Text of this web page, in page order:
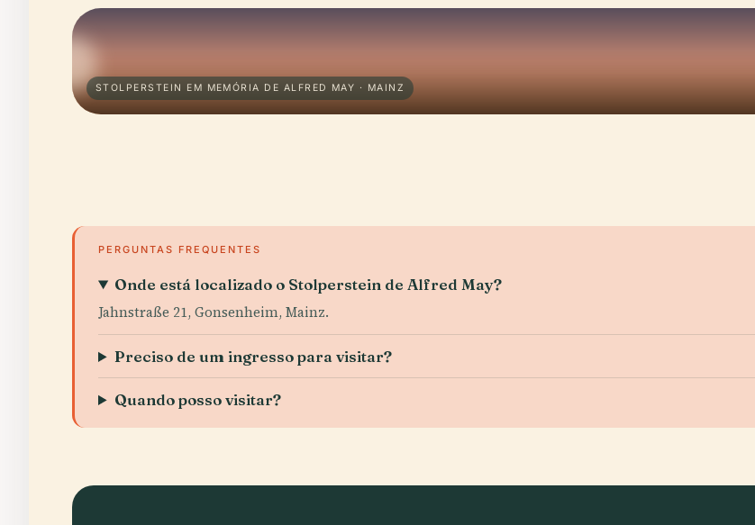
STOLPERSTEIN EM MEMÓRIA DE ALFRED MAY · MAINZ
PERGUNTAS FREQUENTES
Onde está localizado o Stolperstein de Alfred May?
Jahnstraße 21, Gonsenheim, Mainz.
Preciso de um ingresso para visitar?
Quando posso visitar?